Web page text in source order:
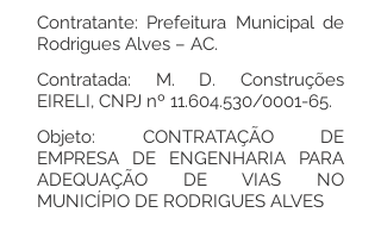
Contratante: Prefeitura Municipal de
Rodrigues Alves – AC.
Contratada: M. D. Construções
EIRELI, CNPJ nº 11.604.530/0001-65.
Objeto: CONTRATAÇÃO DE
EMPRESA DE ENGENHARIA PARA
ADEQUAÇÃO DE VIAS NO
MUNICÍPIO DE RODRIGUES ALVES